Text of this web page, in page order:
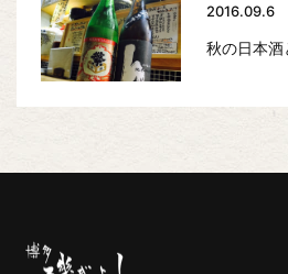
2016.09.6
秋の日本酒